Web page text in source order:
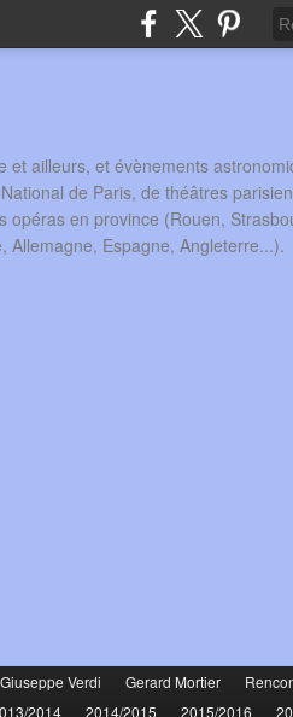
et ailleurs, et évènements
de Paris, de théâtres
opéras en province (Rouen,
Allemagne, Espagne, Angleterre...).
Giuseppe Verdi Gerard Mortier
2014 2014/2015 2015/2016